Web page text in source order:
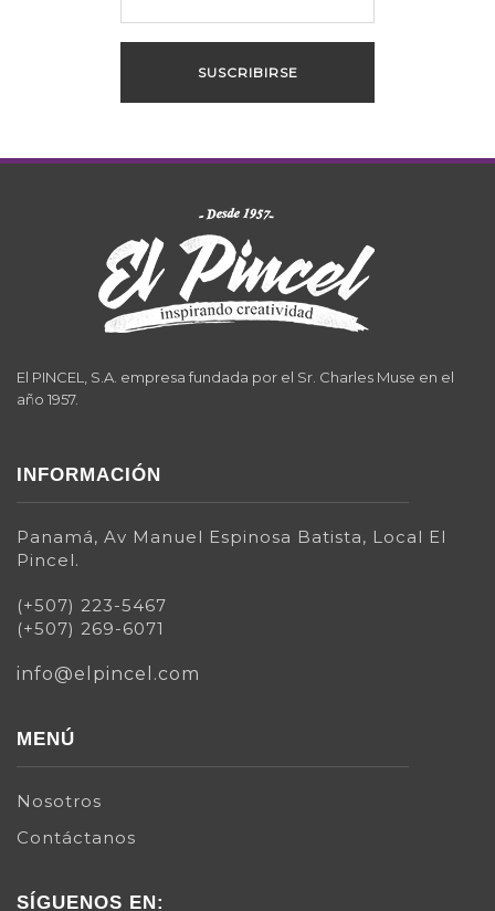
El PINCEL, S.A. empresa fundada por el Sr. Charles Muse en el
año 1957.
INFORMACIÓN
Panamá, Av Manuel Espinosa Batista, Local El
Pincel.
(+507) 223-5467
(+507) 269-6071
info@elpincel.com
MENÚ
Nosotros
Contáctanos
SÍGUENOS EN: